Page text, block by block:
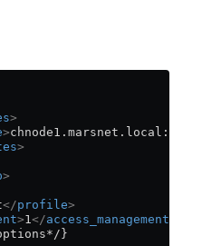
>
>
>
>
</profile>
>1 </access_management
}